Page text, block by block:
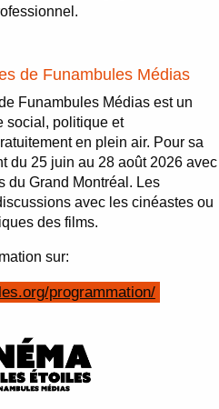
de Funambules Médias
Funambules Médias est un
social, politique et
en plein air. Pour sa
du 25 juin au 28 août 2026 avec
du Grand Montréal. Les
avec les cinéastes ou
des films.
sur:
programmation/